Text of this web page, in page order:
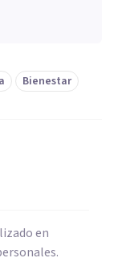
Bienestar
en